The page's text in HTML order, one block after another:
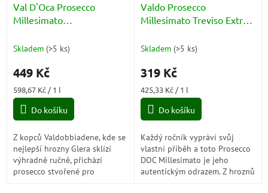
Val D'Oca Prosecco
Millesimato
Extra Dry DOCG 11% 0,75l
Skladem (>5 ks)
449 Kč
Měrná
cena:
598,67 Kč / 1 l
Do košíku
Z kopců Valdobbiadene, kde se
nejlepší hrozny Glera sklízí
výhradně ručně, přichází
prosecco stvořené pro
Valdo Prosecco
Millesimato Treviso Extra
Skladem (>5 ks)
319 Kč
Měrná
cena:
425,33 Kč / 1 l
Do košíku
Každý ročník vypráví svůj
vlastní příběh a toto Prosecco
DOC Millesimato je jeho
autentickým odrazem. Z hroznů